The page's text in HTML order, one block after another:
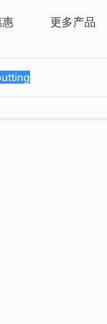
惠 更多产品